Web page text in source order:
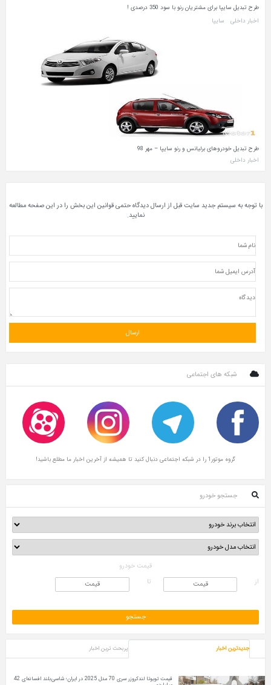
طرح تبدیل سایپا برای مشتریان رنو با سود 350 درصدی !
اخبار داخلی
سایپا
طرح تبدیل خودروهای برلیانس و رنو سایپا – مهر 98
اخبار داخلی
با توجه به سیستم جدید سایت قبل از ارسال دیدگاه حتمی قوانین این بخش را در این صفحه مطالعه
نمایید.
شبکه های اجتماعی
گروه موتور1 را در شبکه اجتماعی دنبال کنید تا همیشه از آخرین اخبار ما مطلع باشید!
جستجو خودرو
قیمت خودرو
از
تا
جدیدترین اخبار پربحث ترین اخبار
قیمت تویوتا لندکروزر سری 70 مدل 2025 در ایران؛ شاسی‌بلند افسانه‌ای 42